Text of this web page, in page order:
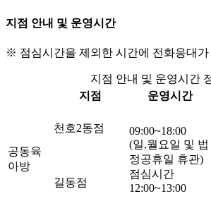
지점 안내 및 운영시간
※ 점심시간을 제외한 시간에 전화응대가
지점 안내 및 운영시간
지점
운영시간
공동육
아방
천호2동점
09:00~18:00
(일,월요일 및 법
정공휴일 휴관)
점심시간
12:00~13:00
길동점